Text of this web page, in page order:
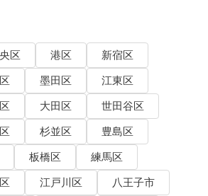
区 港区
新宿区
墨田区
江東区
大田区
世田谷区
杉並区
豊島区
板橋区
練馬区
江戸川区
八王子市